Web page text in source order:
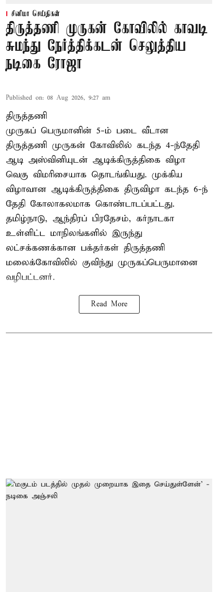
சினிமா செய்திகள்
திருத்தணி முருகன் கோவிலில் காவடி
சுமந்து நேர்த்திக்கடன் செலுத்திய
நடிகை ரோஜா
Published on: 08 Aug 2026, 9:27 am
திருத்தணி
முருகப் பெருமானின் 5-ம் படை வீடான
திருத்தணி முருகன் கோவிலில் கடந்த 4-ந்தேதி
ஆடி அஸ்வினியுடன் ஆடிக்கிருத்திகை விழா
வெகு விமரிசையாக தொடங்கியது. முக்கிய
விழாவான ஆடிக்கிருத்திகை திருவிழா கடந்த 6-ந்
தேதி கோலாகலமாக கொண்டாடப்பட்டது.
தமிழ்நாடு, ஆந்திரப் பிரதேசம், கர்நாடகா
உள்ளிட்ட மாநிலங்களில் இருந்து
லட்சக்கணக்கான பக்தர்கள் திருத்தணி
மலைக்கோவிலில் குவிந்து முருகப்பெருமானை
வழிபட்டனர்.
Read More